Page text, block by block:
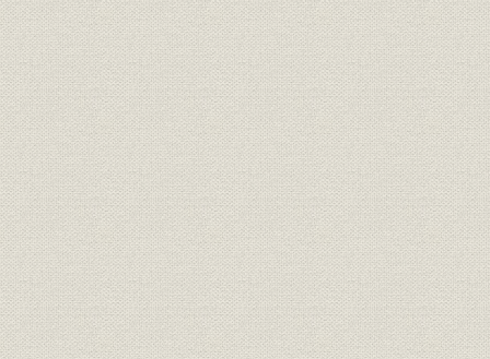
組織 旭絹織職制
1924年4月
在
業界
旭絹織と他社の産地間の競合状
態
1928年春
株式 旭絹織の大株主 1929年5月
生産;業界 ビスコース人絹会社生産高推移 1930年
生産 レーヨン糸の国別生産高推移 1925年
財務・業績 旭絹織の決算 1930年5